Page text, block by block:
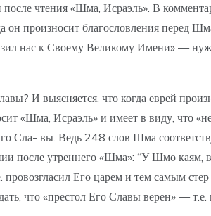
чтения «Шма, Исраэль». В
произносит благословления перед
нас к Своему Великому Имени» —
И выясняется, что когда еврей
«Шма, Исраэль» и имеет в виду,
Сла- вы. Ведь 248 слов Шма
после утреннего «Шма»: “У Шмо
Его царем и тем самым
что «престол Его Славы верен» — т.е.